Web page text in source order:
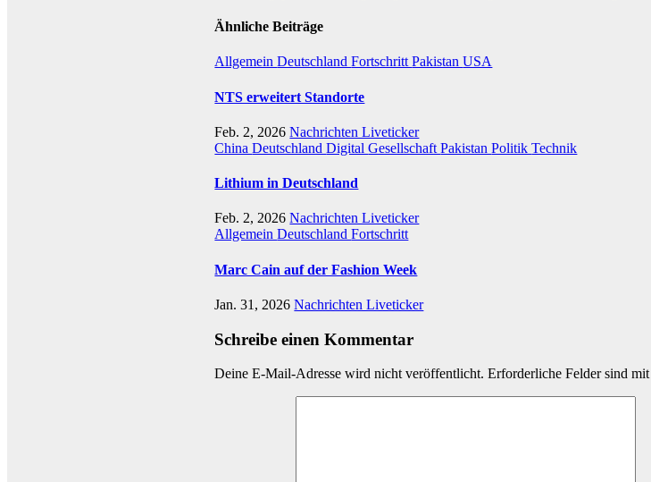
Ähnliche Beiträge
AllgemeinDeutschlandFortschrittPakistanUSA
NTS erweitert Standorte
Feb. 2, 2026 Nachrichten Liveticker
ChinaDeutschlandDigitalGesellschaftPakistanPolitikTechnik
Lithium in Deutschland
Feb. 2, 2026 Nachrichten Liveticker
AllgemeinDeutschlandFortschritt
Marc Cain auf der Fashion Week
Jan. 31, 2026 Nachrichten Liveticker
Schreibe einen Kommentar
Deine E-Mail-Adresse wird nicht veröffentlicht. Erforderliche Felder sind mit